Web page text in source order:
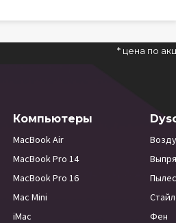
* цена по
Компьютеры
MacBook Air
MacBook Pro 14
MacBook Pro 16
Mac Mini
iMac
Фен